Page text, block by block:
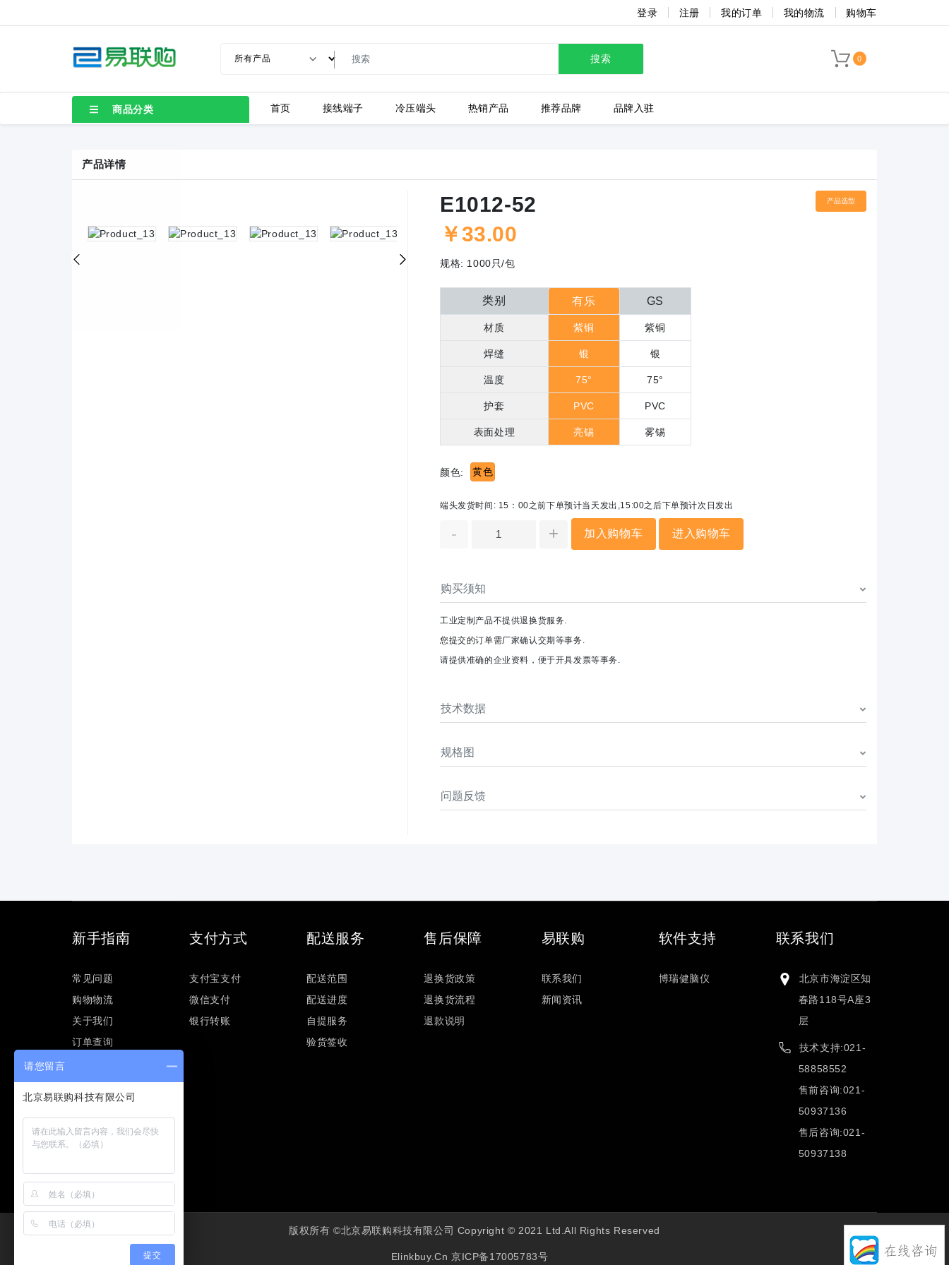
登录 注册 我的订单 我的物流 购物车
搜索 0
商品分类 首页 接线端子 冷压端头 热销产品 推荐品牌 品牌入驻
LC80-2.54-10P-130-00A
上海有乐
产品详情
产品选型
E1012-52
￥33.00
规格: 1000只/包
类别 有乐 GS
材质 紫铜 紫铜
焊缝 银 银
温度 75° 75°
护套 PVC PVC
表面处理 亮锡 雾锡
颜色: 黄色
端头发货时间: 15：00之前下单预计当天发出,15:00之后下单预计次日发出
- + 加入购物车 进入购物车
购买须知
工业定制产品不提供退换货服务.
您提交的订单需厂家确认交期等事务.
请提供准确的企业资料，便于开具发票等事务.
技术数据
规格图
问题反馈
新手指南
常见问题
购物物流
关于我们
订单查询
支付方式
支付宝支付
微信支付
银行转账
配送服务
配送范围
配送进度
自提服务
验货签收
售后保障
退换货政策
退换货流程
退款说明
易联购
联系我们
新闻资讯
软件支持
博瑞健脑仪
联系我们
北京市海淀区知
春路118号A座3
层
技术支持:021-
58858552
售前咨询:021-
50937136
售后咨询:021-
50937138
版权所有 ©北京易联购科技有限公司 Copyright © 2021 Ltd.All Rights Reserved
Elinkbuy.cn 京ICP备17005783号
请您留言
提交